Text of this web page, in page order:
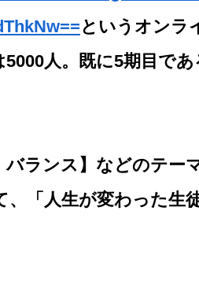
というオンラ
5000人。既に5期目で
バランス】などのテー
「人生が変わった生